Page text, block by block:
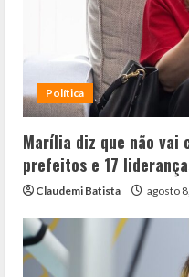
Política
Marília diz que não vai
prefeitos e 17
Claudemi Batista agosto